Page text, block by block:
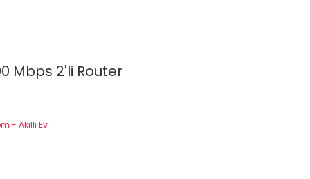
Mbps 2'li Router
- Akıllı Ev